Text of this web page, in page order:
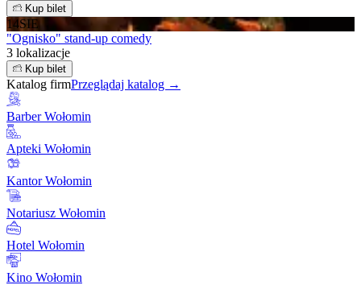
Kup bilet
14SIE
"Ognisko" stand-up comedy
3 lokalizacje
Kup bilet
Katalog firmPrzeglądaj katalog →
Barber Wołomin
Apteki Wołomin
Kantor Wołomin
Notariusz Wołomin
Hotel Wołomin
Kino Wołomin